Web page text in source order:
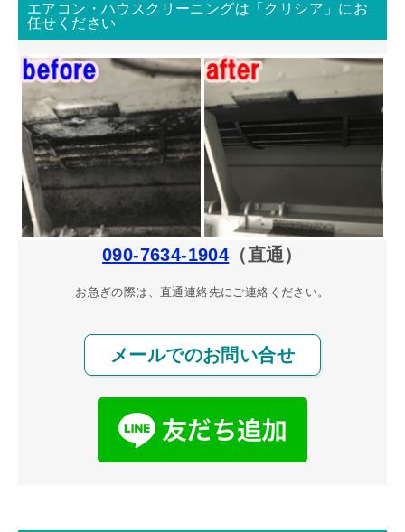
エアコン・ハウスクリーニングは「クリシア」にお
任せください
090-7634-1904 （直通）
お急ぎの際は、直通連絡先にご連絡ください。
メールでのお問い合せ